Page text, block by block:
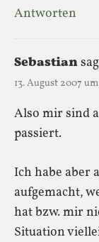
Antworten
Sebastian
13. August 2007
Also mir sind
passiert.
Ich habe aber
aufgemacht,
hat bzw. mir
Situation